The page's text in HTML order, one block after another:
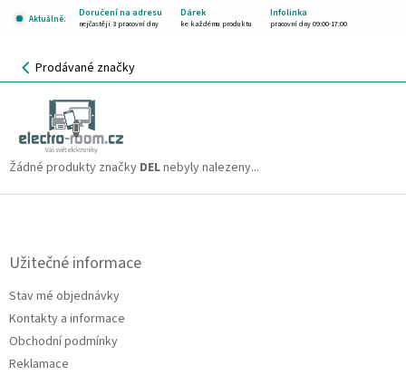
Aktuálně:
Doručení na adresu Dárek Infolinka
nejčastěji 3 pracovní dny ke každému produktu pracovní dny 09:00-17:00
NÁKUPNÍ
KOŠÍK
Prodávané značky
Žádné produkty značky DELnebyly nalezeny...
Z
Užitečné informace
Stav mé objednávky
Kontakty a informace
Obchodní podmínky
Reklamace